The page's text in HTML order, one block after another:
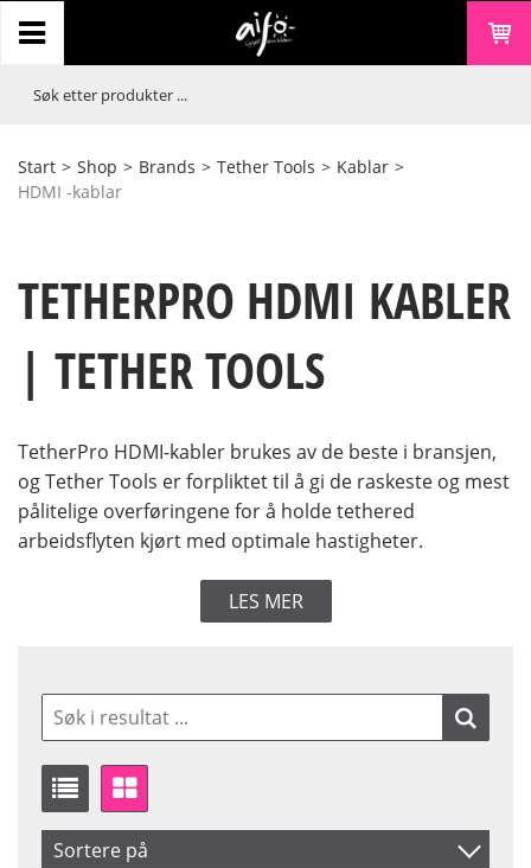
Start > Shop > Brands > Tether Tools > Kablar >
HDMI -kablar
TETHERPRO HDMI KABLER
| TETHER TOOLS
TetherPro HDMI-kabler brukes av de beste i bransjen,
og Tether Tools er forpliktet til å gi de raskeste og mest
pålitelige overføringene for å holde tethered
arbeidsflyten kjørt med optimale hastigheter.
LES MER
Sortere på